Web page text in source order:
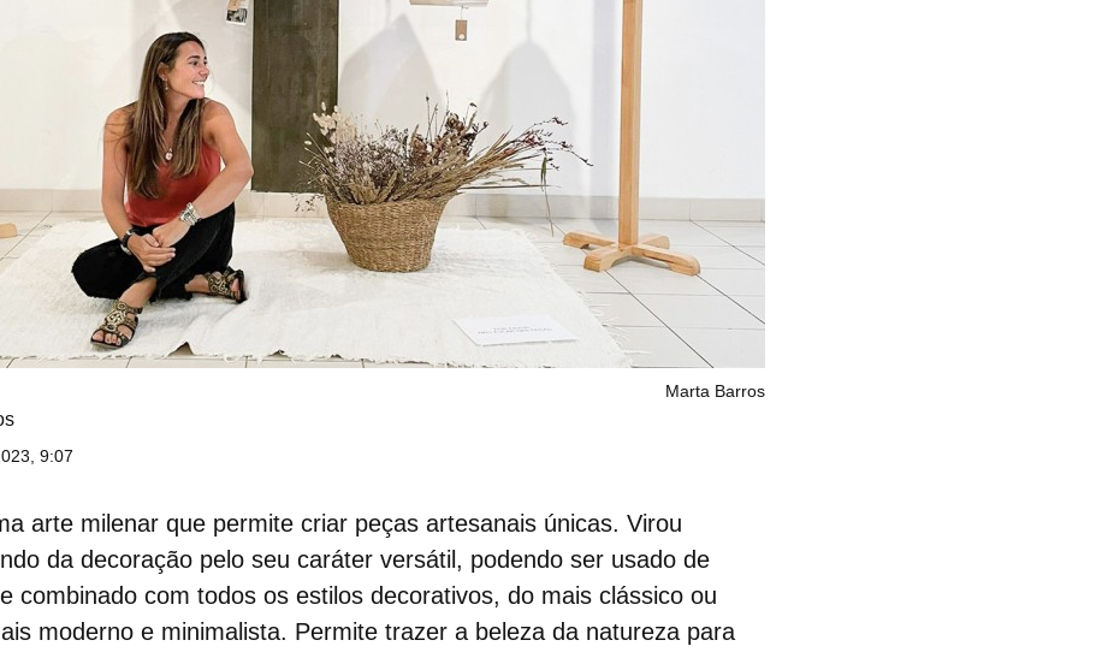
Marta Barros
9:07
arte milenar que permite criar peças artesanais únicas. Virou
da decoração pelo seu caráter versátil, podendo ser usado de
combinado com todos os estilos decorativos, do mais clássico ou
moderno e minimalista. Permite trazer a beleza da natureza para